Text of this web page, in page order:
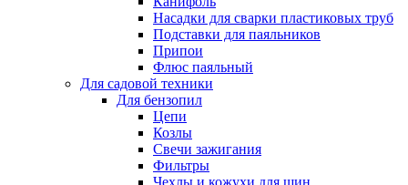
Насадки для сварки пластиковых труб
Подставки для паяльников
Припои
Флюс паяльный
Для садовой техники
Для бензопил
Цепи
Козлы
Свечи зажигания
Фильтры
Чехлы и кожухи для шин